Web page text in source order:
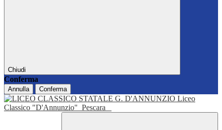
Chiudi
Conferma
Annulla Conferma
Liceo
Classico "D'Annunzio" Pescara